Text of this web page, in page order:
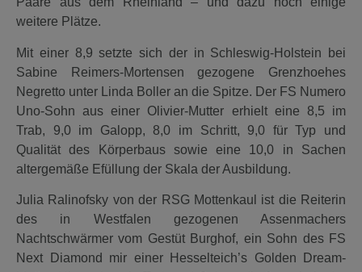
weitere Plätze.
Mit einer 8,9 setzte sich der in Schleswig-Holstein bei
Sabine Reimers-Mortensen gezogene Grenzhoehes
Negretto unter Linda Boller an die Spitze. Der FS Numero
Uno-Sohn aus einer Olivier-Mutter erhielt eine 8,5 im
Trab, 9,0 im Galopp, 8,0 im Schritt, 9,0 für Typ und
Qualität des Körperbaus sowie eine 10,0 in Sachen
altergemäße Efüllung der Skala der Ausbildung.
Julia Ralinofsky von der RSG Mottenkaul ist die Reiterin
des in Westfalen gezogenen Assenmachers
Nachtschwärmer vom Gestüt Burghof, ein Sohn des FS
Next Diamond mir einer Hesselteich’s Golden Dream-